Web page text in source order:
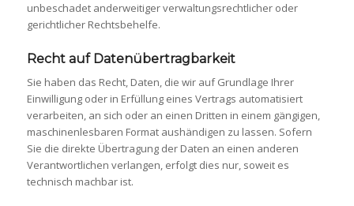
unbeschadet anderweitiger verwaltungsrechtlicher oder
gerichtlicher Rechtsbehelfe.
Recht auf Daten­übertrag­barkeit
Sie haben das Recht, Daten, die wir auf Grundlage Ihrer
Einwilligung oder in Erfüllung eines Vertrags automatisiert
verarbeiten, an sich oder an einen Dritten in einem gängigen,
maschinenlesbaren Format aushändigen zu lassen. Sofern
Sie die direkte Übertragung der Daten an einen anderen
Verantwortlichen verlangen, erfolgt dies nur, soweit es
technisch machbar ist.